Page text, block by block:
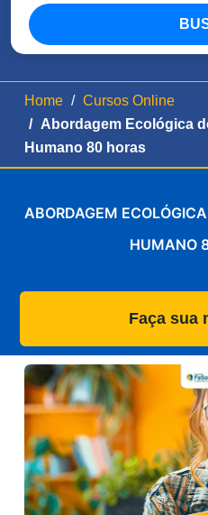
Home
Cursos Online
Abordagem Ecológica
Humano 80 horas
ABORDAGEM
HUMANO
Faça sua